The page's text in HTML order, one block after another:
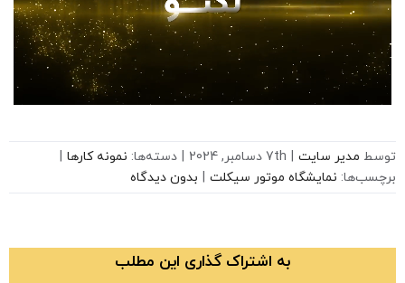
توسط مدیر سایت | 7th دسامبر, 2024 | دسته‌ها: نمونه کارها |
برچسب‌ها: نمایشگاه موتور سیکلت | بدون دیدگاه
به اشتراک گذاری این مطلب